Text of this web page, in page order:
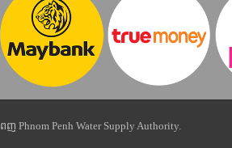
ញ Phnom Penh Water Supply Authority.